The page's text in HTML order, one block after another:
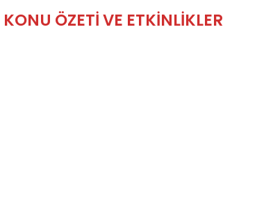
KONU ÖZETİ VE ETKİNLİKLER